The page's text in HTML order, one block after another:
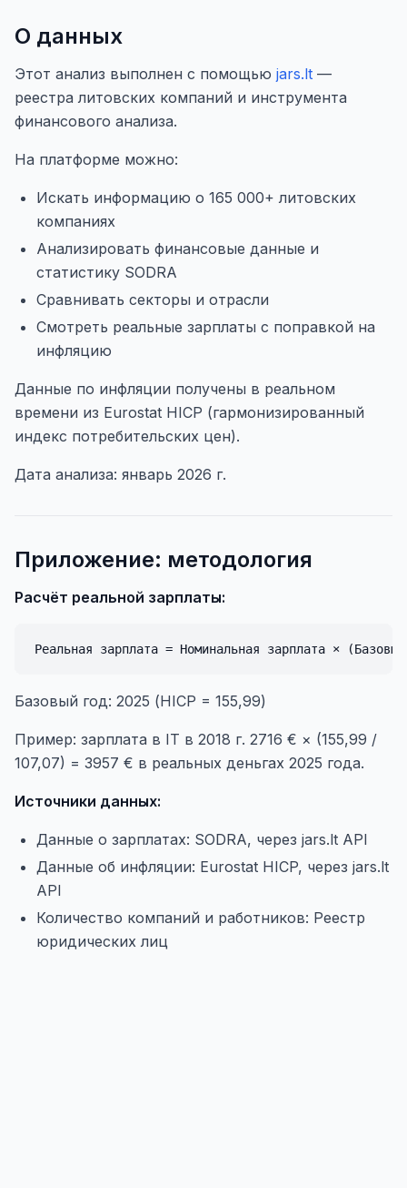
О данных
Этот анализ выполнен с помощью jars.lt —
реестра литовских компаний и инструмента
финансового анализа.
На платформе можно:
Искать информацию о 165 000+ литовских
компаниях
Анализировать финансовые данные и
статистику SODRA
Сравнивать секторы и отрасли
Смотреть реальные зарплаты с поправкой на
инфляцию
Данные по инфляции получены в реальном
времени из Eurostat HICP (гармонизированный
индекс потребительских цен).
Дата анализа: январь 2026 г.
Приложение: методология
Расчёт реальной зарплаты:
Базовый год: 2025 (HICP = 155,99)
Пример: зарплата в IT в 2018 г. 2716 € × (155,99 /
107,07) = 3957 € в реальных деньгах 2025 года.
Источники данных:
Данные о зарплатах: SODRA, через jars.lt API
Данные об инфляции: Eurostat HICP, через jars.lt
API
Количество компаний и работников: Реестр
юридических лиц